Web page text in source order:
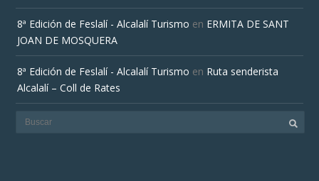
8ª Edición de Feslalí - Alcalalí Turismo en ERMITA DE SANT
JOAN DE MOSQUERA
8ª Edición de Feslalí - Alcalalí Turismo en Ruta senderista
Alcalalí – Coll de Rates